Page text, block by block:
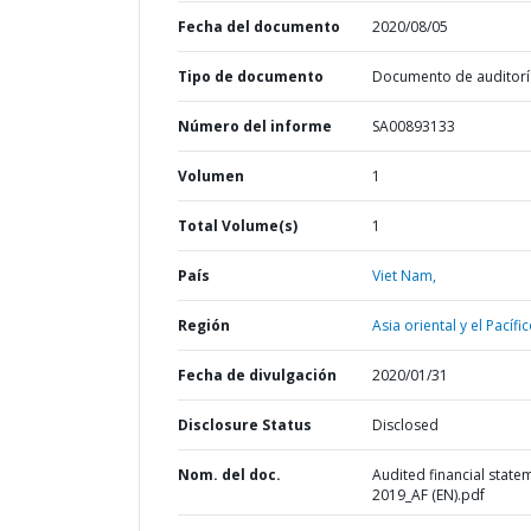
Fecha del documento 2020/08/05
Tipo de documento Documento de
Número del informe SA00893133
Volumen 1
Total Volume(s) 1
País Viet Nam,
Región Asia oriental y el
Fecha de divulgación 2020/01/31
Disclosure Status Disclosed
Nom. del doc.
Audited financial
2019_AF (EN).pdf